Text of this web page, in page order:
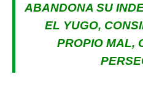
ABANDONA SU
EL YUGO,
PROPIO MAL,